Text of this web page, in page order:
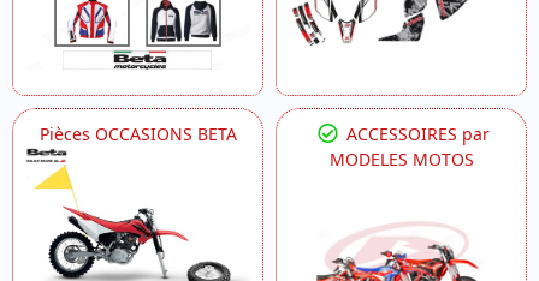
Pièces OCCASIONS BETA
ACCESSOIRES par
MODELES MOTOS